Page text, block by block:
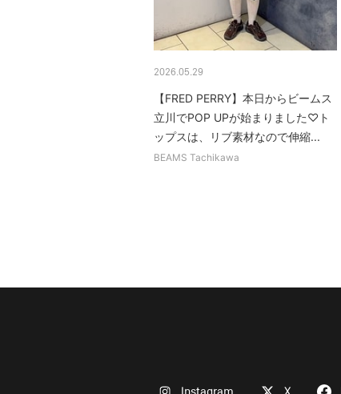
2026.05.29
【FRED PERRY】本日からビームス
立川でPOP UPが始まりました♡ト
ップスは、リブ素材なので伸縮...
BEAMS Tachikawa